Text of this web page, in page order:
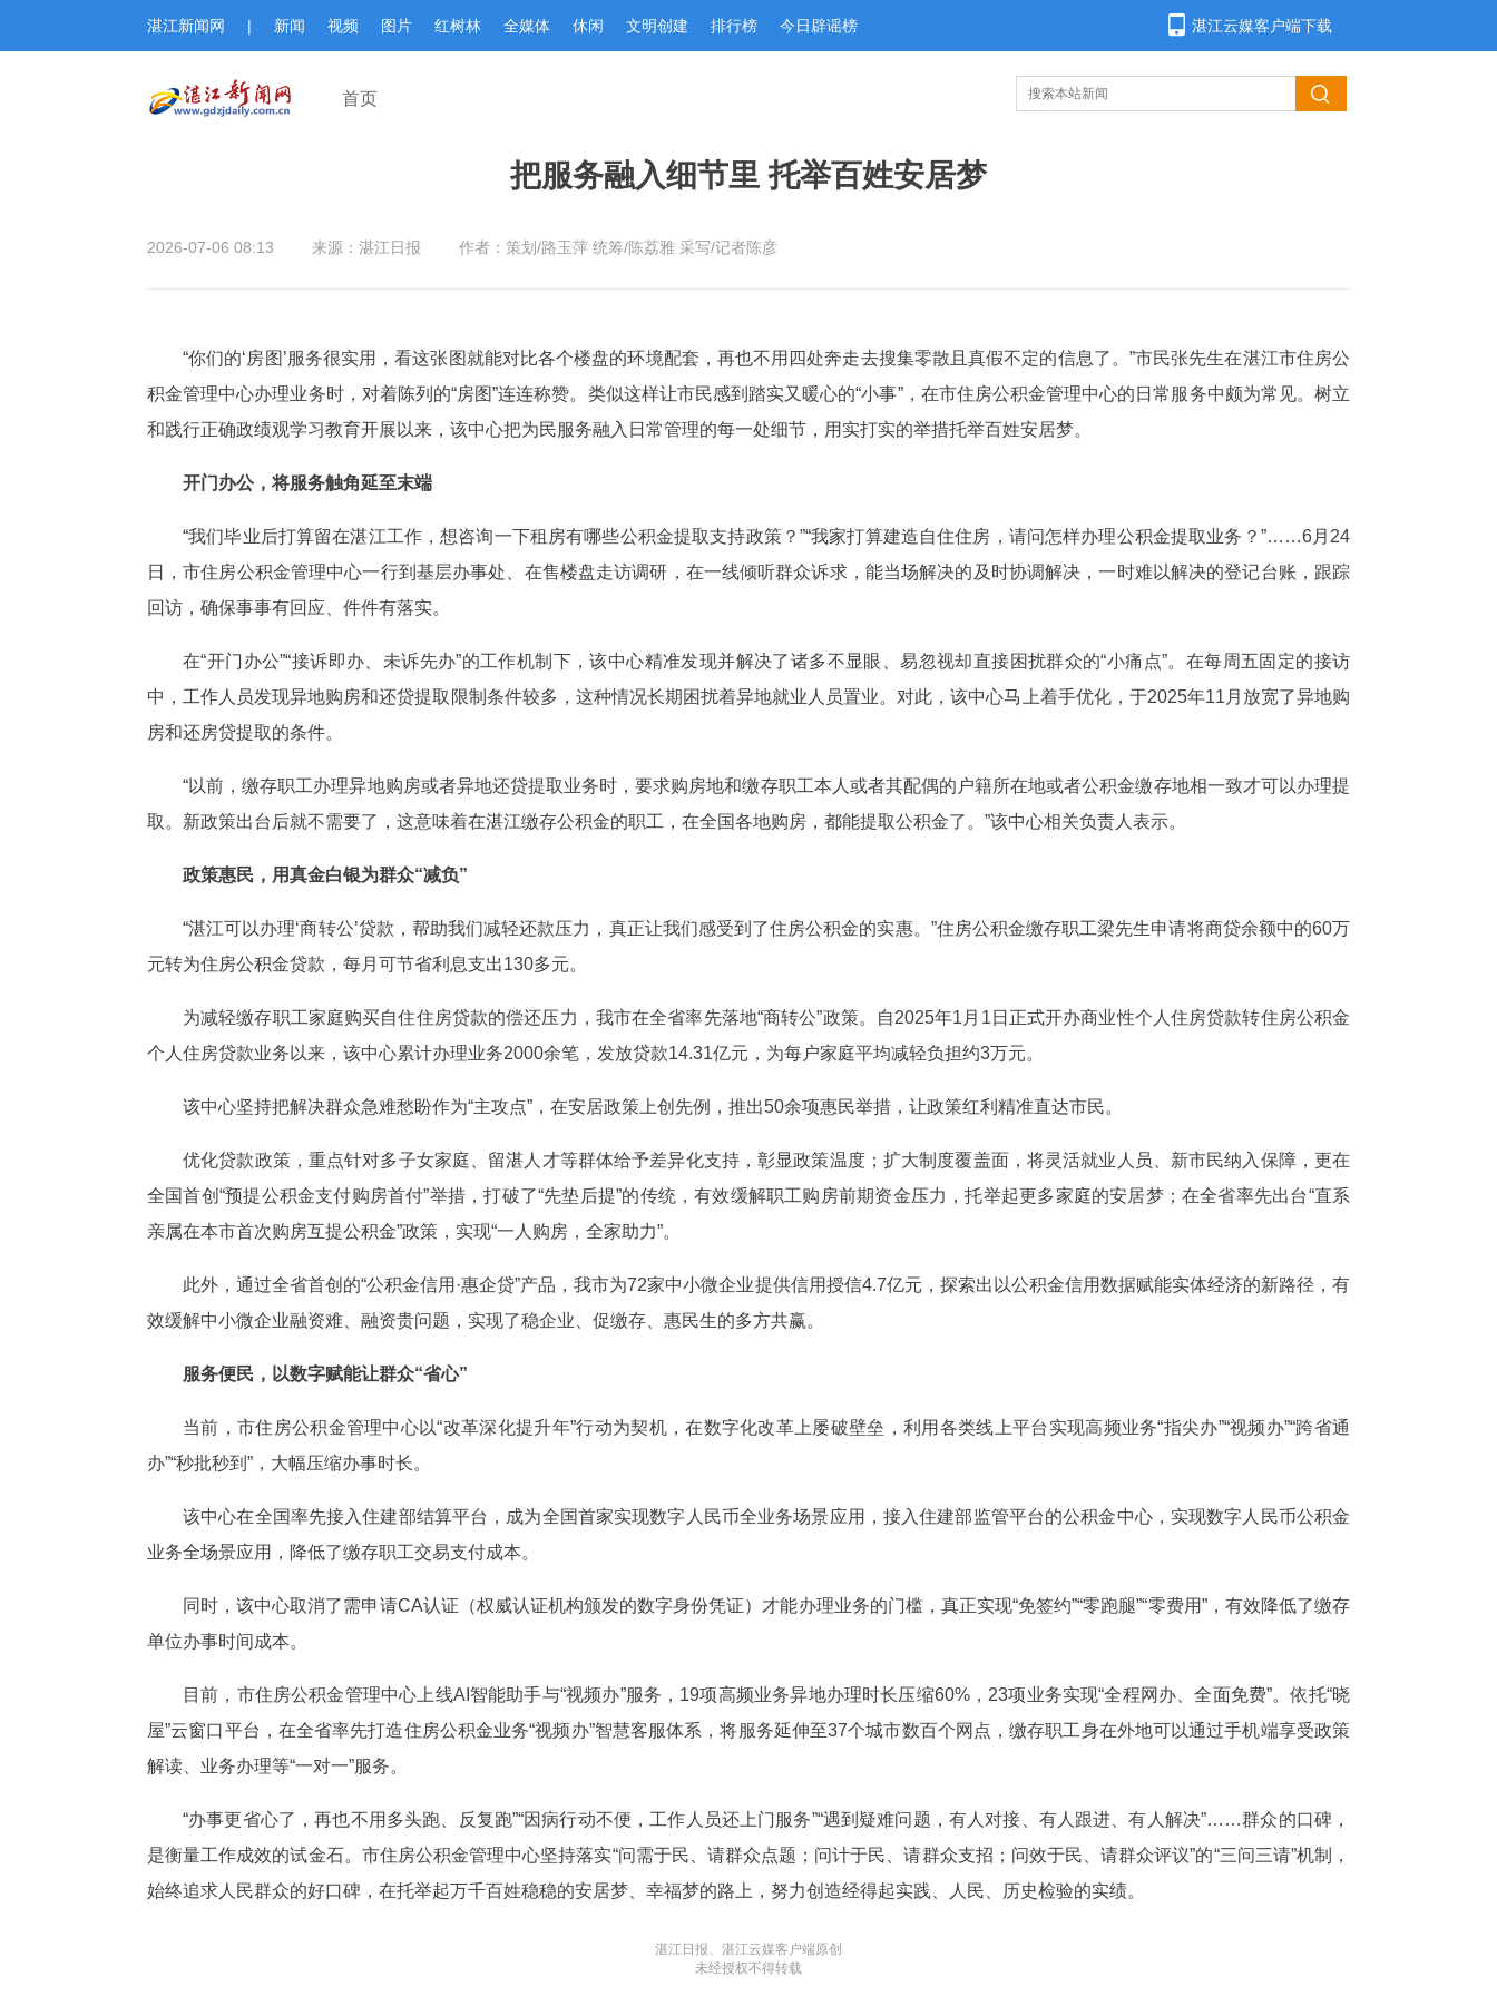
湛江新闻网 | 新闻 视频 图片 红树林 全媒体 休闲 文明创建 排行榜 今日辟谣榜 湛江云媒客户端下载
首页
把服务融入细节里 托举百姓安居梦
2026-07-06 08:13 来源：湛江日报 作者：策划/路玉萍 统筹/陈荔雅 采写/记者陈彦
“你们的‘房图’服务很实用，看这张图就能对比各个楼盘的环境配套，再也不用四处奔走去搜集零散且真假不定的信息了。”市民张先生在湛江市住房公
积金管理中心办理业务时，对着陈列的“房图”连连称赞。类似这样让市民感到踏实又暖心的“小事”，在市住房公积金管理中心的日常服务中颇为常见。树立
和践行正确政绩观学习教育开展以来，该中心把为民服务融入日常管理的每一处细节，用实打实的举措托举百姓安居梦。
开门办公，将服务触角延至末端
“我们毕业后打算留在湛江工作，想咨询一下租房有哪些公积金提取支持政策？”“我家打算建造自住住房，请问怎样办理公积金提取业务？”……6月24
日，市住房公积金管理中心一行到基层办事处、在售楼盘走访调研，在一线倾听群众诉求，能当场解决的及时协调解决，一时难以解决的登记台账，跟踪
回访，确保事事有回应、件件有落实。
在“开门办公”“接诉即办、未诉先办”的工作机制下，该中心精准发现并解决了诸多不显眼、易忽视却直接困扰群众的“小痛点”。在每周五固定的接访
中，工作人员发现异地购房和还贷提取限制条件较多，这种情况长期困扰着异地就业人员置业。对此，该中心马上着手优化，于2025年11月放宽了异地购
房和还房贷提取的条件。
“以前，缴存职工办理异地购房或者异地还贷提取业务时，要求购房地和缴存职工本人或者其配偶的户籍所在地或者公积金缴存地相一致才可以办理提
取。新政策出台后就不需要了，这意味着在湛江缴存公积金的职工，在全国各地购房，都能提取公积金了。”该中心相关负责人表示。
政策惠民，用真金白银为群众“减负”
“湛江可以办理‘商转公’贷款，帮助我们减轻还款压力，真正让我们感受到了住房公积金的实惠。”住房公积金缴存职工梁先生申请将商贷余额中的60万
元转为住房公积金贷款，每月可节省利息支出130多元。
为减轻缴存职工家庭购买自住住房贷款的偿还压力，我市在全省率先落地“商转公”政策。自2025年1月1日正式开办商业性个人住房贷款转住房公积金
个人住房贷款业务以来，该中心累计办理业务2000余笔，发放贷款14.31亿元，为每户家庭平均减轻负担约3万元。
该中心坚持把解决群众急难愁盼作为“主攻点”，在安居政策上创先例，推出50余项惠民举措，让政策红利精准直达市民。
优化贷款政策，重点针对多子女家庭、留湛人才等群体给予差异化支持，彰显政策温度；扩大制度覆盖面，将灵活就业人员、新市民纳入保障，更在
全国首创“预提公积金支付购房首付”举措，打破了“先垫后提”的传统，有效缓解职工购房前期资金压力，托举起更多家庭的安居梦；在全省率先出台“直系
亲属在本市首次购房互提公积金”政策，实现“一人购房，全家助力”。
此外，通过全省首创的“公积金信用·惠企贷”产品，我市为72家中小微企业提供信用授信4.7亿元，探索出以公积金信用数据赋能实体经济的新路径，有
效缓解中小微企业融资难、融资贵问题，实现了稳企业、促缴存、惠民生的多方共赢。
服务便民，以数字赋能让群众“省心”
当前，市住房公积金管理中心以“改革深化提升年”行动为契机，在数字化改革上屡破壁垒，利用各类线上平台实现高频业务“指尖办”“视频办”“跨省通
办”“秒批秒到”，大幅压缩办事时长。
该中心在全国率先接入住建部结算平台，成为全国首家实现数字人民币全业务场景应用，接入住建部监管平台的公积金中心，实现数字人民币公积金
业务全场景应用，降低了缴存职工交易支付成本。
同时，该中心取消了需申请CA认证（权威认证机构颁发的数字身份凭证）才能办理业务的门槛，真正实现“免签约”“零跑腿”“零费用”，有效降低了缴存
单位办事时间成本。
目前，市住房公积金管理中心上线AI智能助手与“视频办”服务，19项高频业务异地办理时长压缩60%，23项业务实现“全程网办、全面免费”。依托“晓
屋”云窗口平台，在全省率先打造住房公积金业务“视频办”智慧客服体系，将服务延伸至37个城市数百个网点，缴存职工身在外地可以通过手机端享受政策
解读、业务办理等“一对一”服务。
“办事更省心了，再也不用多头跑、反复跑”“因病行动不便，工作人员还上门服务”“遇到疑难问题，有人对接、有人跟进、有人解决”……群众的口碑，
是衡量工作成效的试金石。市住房公积金管理中心坚持落实“问需于民、请群众点题；问计于民、请群众支招；问效于民、请群众评议”的“三问三请”机制，
始终追求人民群众的好口碑，在托举起万千百姓稳稳的安居梦、幸福梦的路上，努力创造经得起实践、人民、历史检验的实绩。
湛江日报、湛江云媒客户端原创
未经授权不得转载